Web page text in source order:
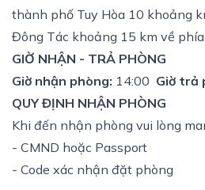
thành phố Tuy Hòa 10 khoảng
Đông Tác khoảng 15 km về phía
GIỜ NHẬN - TRẢ PHÒNG
Giờ nhận phòng: 14:00 Giờ trả
QUY ĐỊNH NHẬN PHÒNG
Khi đến nhận phòng vui lòng
- CMND hoặc Passport
- Code xác nhận đặt phòng